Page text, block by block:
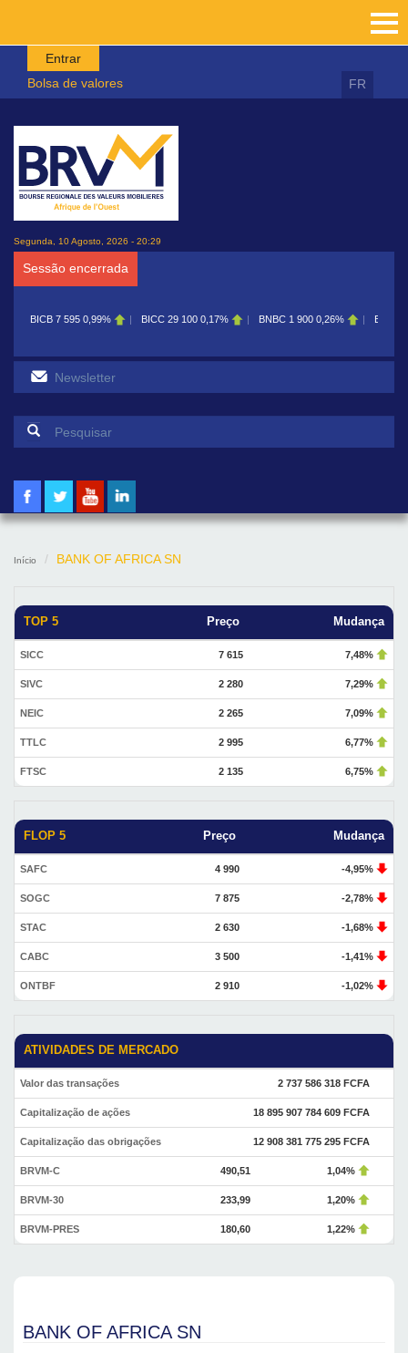
Passar para o conteúdo principal
Entrar
Bolsa de valores
FR
Segunda, 10 Agosto, 2026 - 20:29
Sessão encerrada
BICB 7 595 0,99% BICC 29 100 0,17% BNBC 1 900 0,26% BOAB
Formulário de pesquisa
Início BANK OF AFRICA SN
TOP 5 Preço Mudança
SICC 7 615 7,48%
SIVC 2 280 7,29%
NEIC 2 265 7,09%
TTLC 2 995 6,77%
FTSC 2 135 6,75%
FLOP 5 Preço Mudança
SAFC 4 990 -4,95%
SOGC 7 875 -2,78%
STAC 2 630 -1,68%
CABC 3 500 -1,41%
ONTBF 2 910 -1,02%
ATIVIDADES DE MERCADO
Valor das transações 2 737 586 318 FCFA
Capitalização de ações 18 895 907 784 609 FCFA
Capitalização das obrigações 12 908 381 775 295 FCFA
BRVM-C 490,51 1,04%
BRVM-30 233,99 1,20%
BRVM-PRES 180,60 1,22%
BANK OF AFRICA SN